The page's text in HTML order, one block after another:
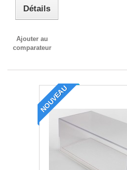
Détails
Ajouter au
comparateur
NOUVEAU